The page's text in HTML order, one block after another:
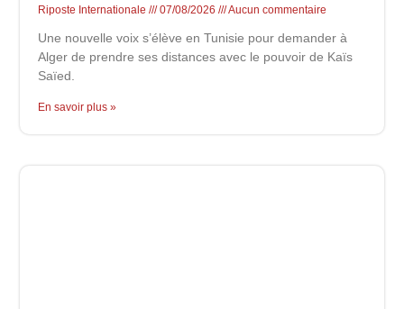
Riposte Internationale 07/08/2026 Aucun commentaire
Une nouvelle voix s’élève en Tunisie pour demander à
Alger de prendre ses distances avec le pouvoir de Kaïs
Saïed.
En savoir plus »